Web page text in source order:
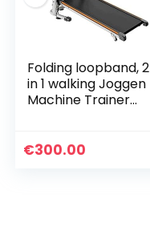
Folding loopband, 2
in 1 walking Joggen
Machine Trainer
met
€300.00